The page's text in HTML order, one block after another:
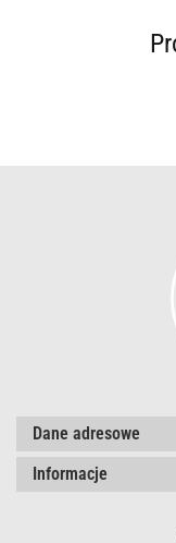
Dane adresowe
Informacje